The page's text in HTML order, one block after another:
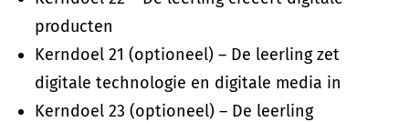
producten
Kerndoel 21 (optioneel) – De leerling zet
digitale technologie en digitale media in
Kerndoel 23 (optioneel) – De leerling